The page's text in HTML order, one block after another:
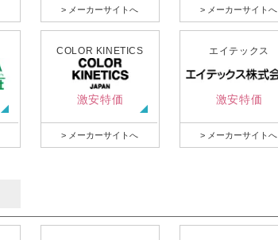
> メーカーサイトへ > メーカーサイトへ
COLOR KINETICS
激安特価
> メーカーサイトへ
エイテックス
激安特価
> メーカーサイトへ